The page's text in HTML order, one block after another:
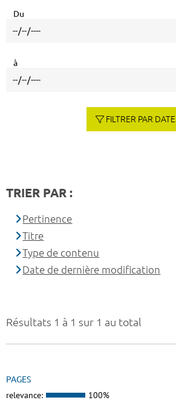
Résultats 1 à 1 sur 1 au total
PAGES
relevance: 100%
Du
à
FILTRER PAR DATE
TRIER PAR :
Pertinence
Titre
Type de contenu
Date de dernière modification